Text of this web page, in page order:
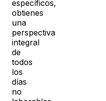
específicos,
obtienes
una
perspectiva
integral
de
todos
los
días
no